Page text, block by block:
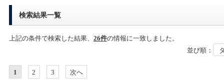
検索結果一覧
上記の条件で検索した結果、 26件の情報に一致しました。
並び順：
1 2 3 次へ